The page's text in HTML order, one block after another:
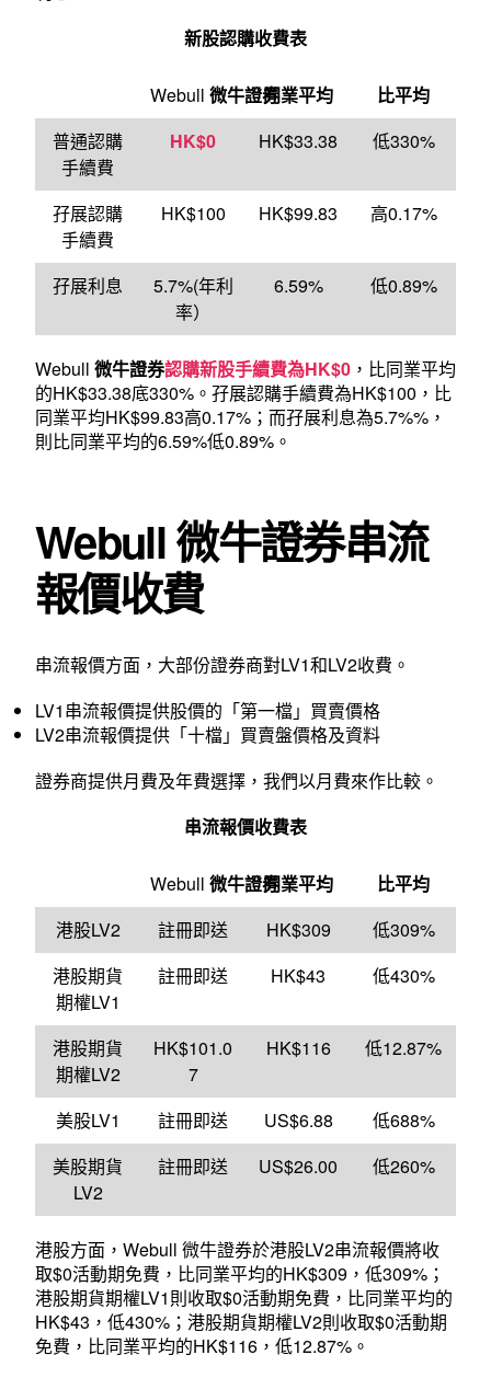
新股認購收費表
Webull 微牛證券同業平均
比平均
普通認購
手續費
HK$0 HK$33.38 低330%
孖展認購
手續費
HK$100 HK$99.83 高0.17%
孖展利息
5.7%(年利
率）
6.59% 低0.89%
Webull 微牛證券認購新股手續費為HK$0 ，比同業平均
的HK$33.38底330%。孖展認購手續費為HK$100，比
同業平均HK$99.83高0.17%；而孖展利息為5.7%%，
則比同業平均的6.59%低0.89%。
Webull 微牛證券串流
報價收費
串流報價方面，大部份證券商對LV1和LV2收費。
LV1串流報價提供股價的「第一檔」買賣價格
LV2串流報價提供「十檔」買賣盤價格及資料
證券商提供月費及年費選擇，我們以月費來作比較。
串流報價收費表
Webull 微牛證券同業平均
比平均
港股LV2
註冊即送 HK$309
低309%
港股期貨
期權LV1
註冊即送 HK$43 低430%
港股期貨
期權LV2
HK$101.0
7
HK$116 低12.87%
美股LV1 註冊即送 US$6.88
低688%
美股期貨
LV2
註冊即送 US$26.00 低260%
港股方面，Webull 微牛證券於港股LV2串流報價將收
取$0活動期免費，比同業平均的HK$309，低309%；
港股期貨期權LV1則收取$0活動期免費，比同業平均的
HK$43，低430%；港股期貨期權LV2則收取$0活動期
免費，比同業平均的HK$116，低12.87%。